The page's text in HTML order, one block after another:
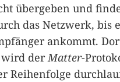
übergeben und
das Netzwerk, bis
ankommt.
wird derMatter-
Reihenfolge